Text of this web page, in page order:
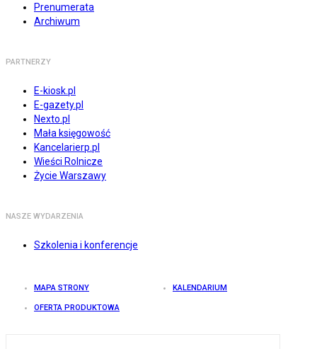
Prenumerata
Archiwum
PARTNERZY
E-kiosk.pl
E-gazety.pl
Nexto.pl
Mała księgowość
Kancelarierp.pl
Wieści Rolnicze
Życie Warszawy
NASZE WYDARZENIA
Szkolenia i konferencje
MAPA STRONY KALENDARIUM
OFERTA PRODUKTOWA